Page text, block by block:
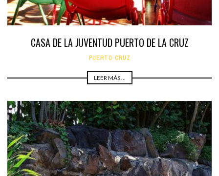
CASA DE LA JUVENTUD PUERTO DE LA CRUZ
PUERTO CRUZ
LEER MÁS ...